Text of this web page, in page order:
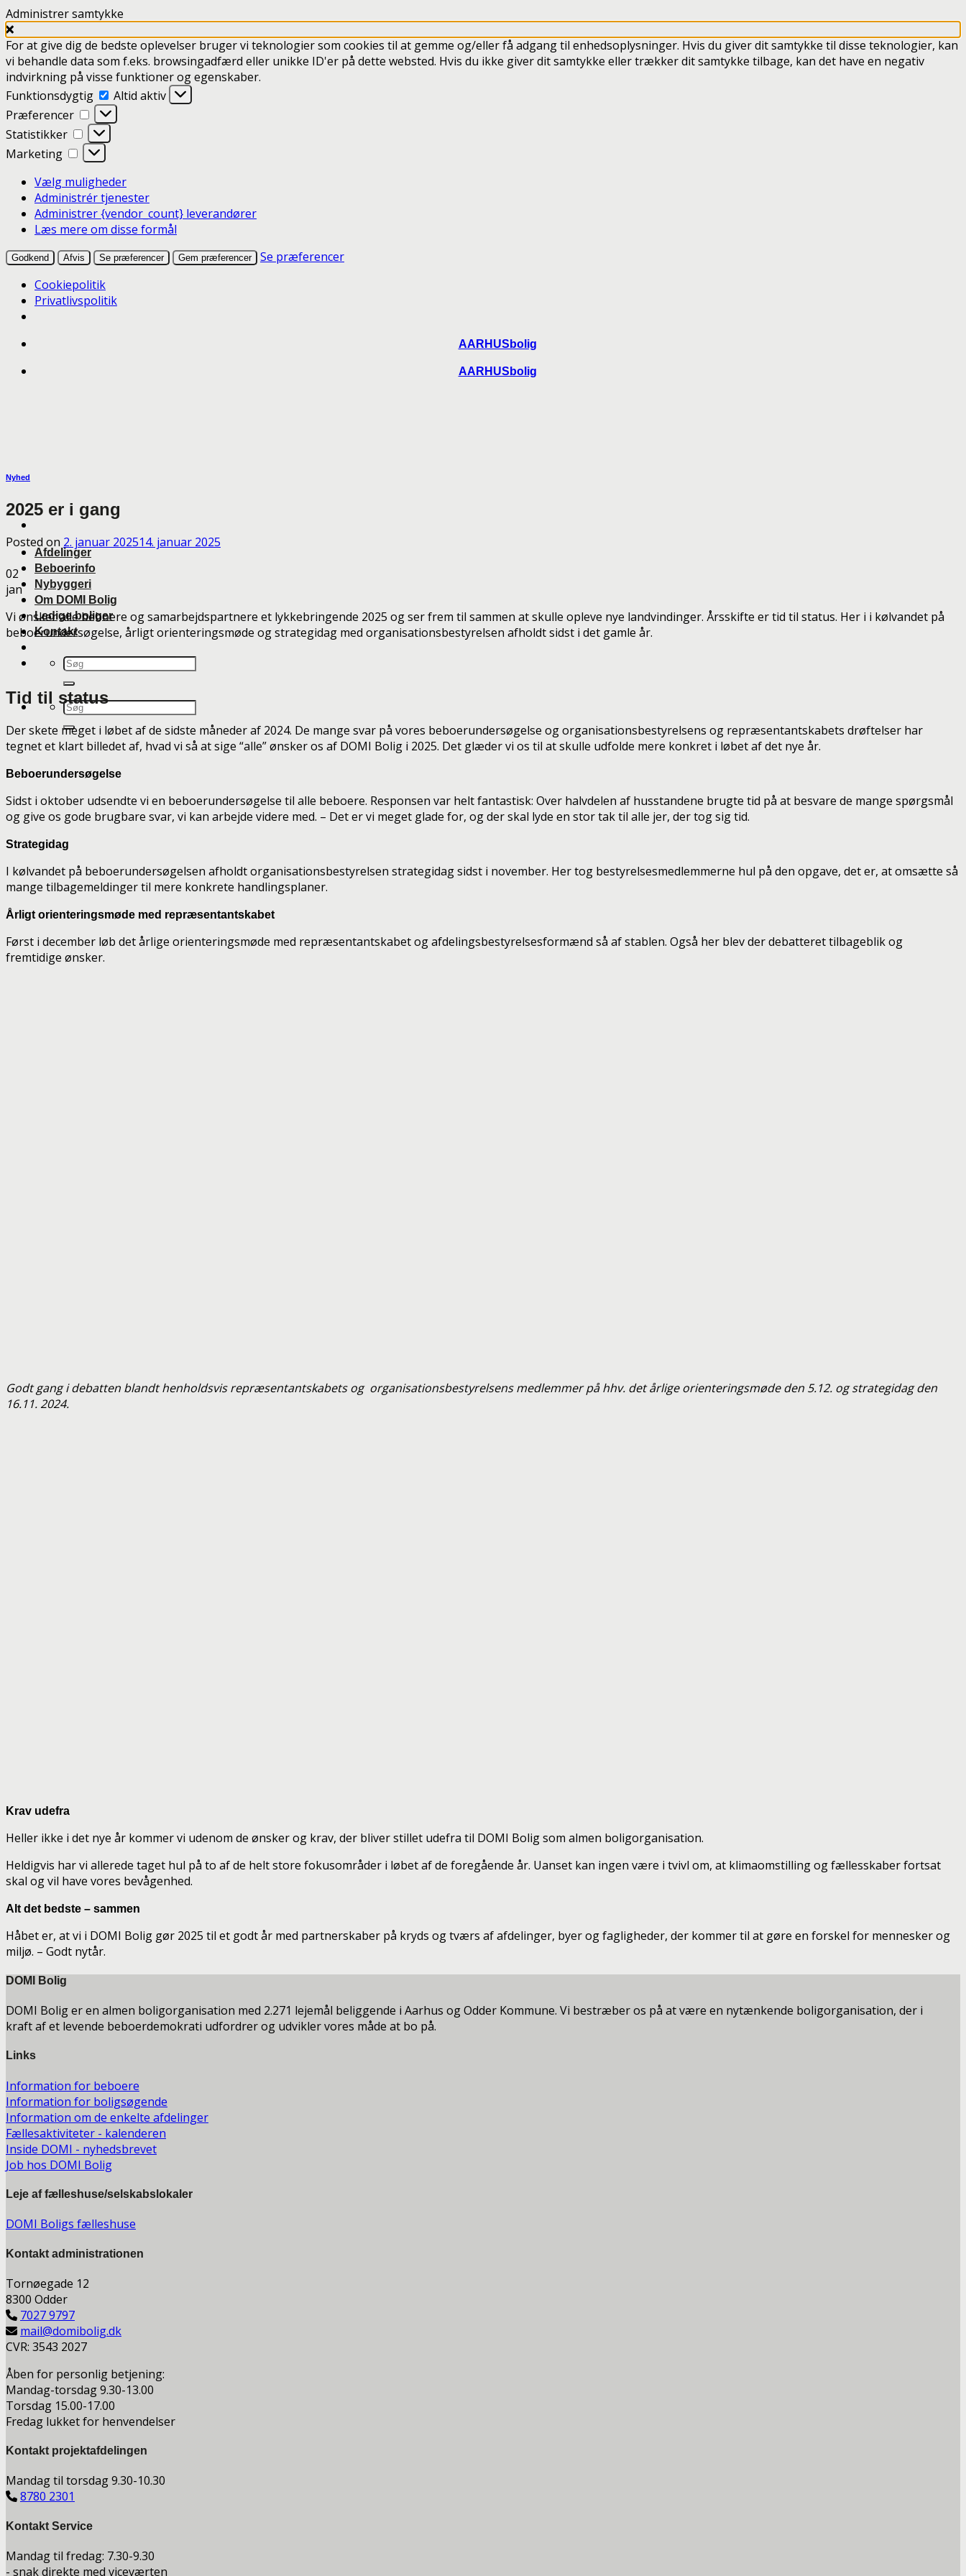
Administrer samtykke
For at give dig de bedste oplevelser bruger vi teknologier som cookies til at gemme og/eller få adgang til enhedsoplysninger. Hvis du giver dit samtykke til disse teknologier, kan
vi behandle data som f.eks. browsingadfærd eller unikke ID'er på dette websted. Hvis du ikke giver dit samtykke eller trækker dit samtykke tilbage, kan det have en negativ
indvirkning på visse funktioner og egenskaber.
Funktionsdygtig
Funktionsdygtig
Altid aktiv
Præferencer
Præferencer
Statistikker
Statistikker
Marketing
Marketing
Vælg muligheder
Administrér tjenester
Administrer {vendor_count} leverandører
Læs mere om disse formål
Godkend Afvis Se præferencer Gem præferencer
Se præferencer
Cookiepolitik
Privatlivspolitik
Skip
content
AARHUSbolig
AARHUSbolig
Afdelinger
Beboerinfo
Nybyggeri
Om DOMI Bolig
Ledige boliger
Kontakt
Nyhed
2025 er i gang
Posted on 2. januar 202514. januar 2025
02
jan
Vi ønsker alle beboere og samarbejdspartnere et lykkebringende 2025 og ser frem til sammen at skulle opleve nye landvindinger. Årsskifte er tid til status. Her i i kølvandet på
beboerundersøgelse, årligt orienteringsmøde og strategidag med organisationsbestyrelsen afholdt sidst i det gamle år.
Tid til status
Der skete meget i løbet af de sidste måneder af 2024. De mange svar på vores beboerundersøgelse og organisationsbestyrelsens og repræsentantskabets drøftelser har
tegnet et klart billedet af, hvad vi så at sige “alle” ønsker os af DOMI Bolig i 2025. Det glæder vi os til at skulle udfolde mere konkret i løbet af det nye år.
Beboerundersøgelse
Sidst i oktober udsendte vi en beboerundersøgelse til alle beboere. Responsen var helt fantastisk: Over halvdelen af husstandene brugte tid på at besvare de mange spørgsmål
og give os gode brugbare svar, vi kan arbejde videre med. – Det er vi meget glade for, og der skal lyde en stor tak til alle jer, der tog sig tid.
Strategidag
I kølvandet på beboerundersøgelsen afholdt organisationsbestyrelsen strategidag sidst i november. Her tog bestyrelsesmedlemmerne hul på den opgave, det er, at omsætte så
mange tilbagemeldinger til mere konkrete handlingsplaner.
Årligt orienteringsmøde med repræsentantskabet
Først i december løb det årlige orienteringsmøde med repræsentantskabet og afdelingsbestyrelsesformænd så af stablen. Også her blev der debatteret tilbageblik og
fremtidige ønsker.
Godt gang i debatten blandt henholdsvis repræsentantskabets og organisationsbestyrelsens medlemmer på hhv. det årlige orienteringsmøde den 5.12. og strategidag den
16.11. 2024.
Krav udefra
Heller ikke i det nye år kommer vi udenom de ønsker og krav, der bliver stillet udefra til DOMI Bolig som almen boligorganisation.
Heldigvis har vi allerede taget hul på to af de helt store fokusområder i løbet af de foregående år. Uanset kan ingen være i tvivl om, at klimaomstilling og fællesskaber fortsat
skal og vil have vores bevågenhed.
Alt det bedste – sammen
Håbet er, at vi i DOMI Bolig gør 2025 til et godt år med partnerskaber på kryds og tværs af afdelinger, byer og fagligheder, der kommer til at gøre en forskel for mennesker og
miljø. – Godt nytår.
DOMI Bolig
DOMI Bolig er en almen boligorganisation med 2.271 lejemål beliggende i Aarhus og Odder Kommune. Vi bestræber os på at være en nytænkende boligorganisation, der i
kraft af et levende beboerdemokrati udfordrer og udvikler vores måde at bo på.
Links
Information for beboere
Information for boligsøgende
Information om de enkelte afdelinger
Fællesaktiviteter - kalenderen
Inside DOMI - nyhedsbrevet
Job hos DOMI Bolig
Leje af fælleshuse/selskabslokaler
DOMI Boligs fælleshuse
Kontakt administrationen
Tornøegade 12
8300 Odder
7027 9797
mail@domibolig.dk
CVR: 3543 2027
Åben for personlig betjening:
Mandag-torsdag 9.30-13.00
Torsdag 15.00-17.00
Fredag lukket for henvendelser
Kontakt projektafdelingen
Mandag til torsdag 9.30-10.30
8780 2301
Kontakt Service
Mandag til fredag: 7.30-9.30
- snak direkte med viceværten